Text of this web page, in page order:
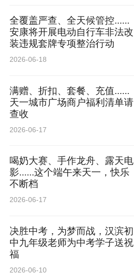
全覆盖严查、全天候管控......
安康将开展电动自行车非法改
装违规套牌专项整治行动
2026-06-18
满赠、折扣、套餐、充值......
天一城市广场商户福利清单请
查收
2026-06-17
喝奶大赛、手作龙舟、露天电
影......这个端午来天一，快乐
不断档
2026-06-17
决胜中考，为梦而战，汉滨初
中九年级老师为中考学子送祝
福
2026-06-10